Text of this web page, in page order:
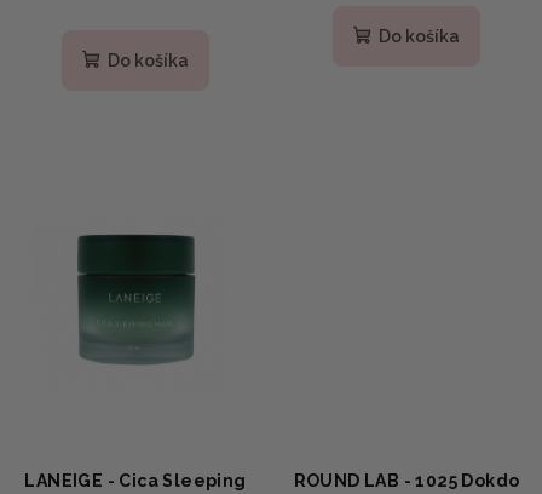
Do košíka
Do košíka
LANEIGE - Cica Sleeping
ROUND LAB - 1025 Dokdo